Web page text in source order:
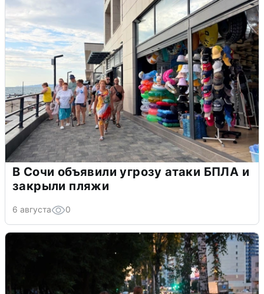
В Сочи объявили угрозу атаки БПЛА и
закрыли пляжи
6 августа 0